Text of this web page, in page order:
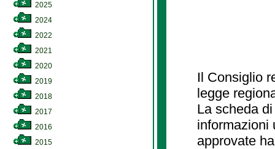
2025
2024
2022
2021
2020
2019
2018
2017
2016
2015
Il Consiglio
legge
La scheda
informazioni
approvate